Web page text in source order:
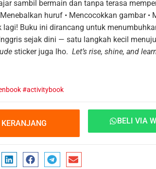
sambil bermain dan tanpa terasa
Menebalkan huruf • Mencocokkan gambar •
lagi! Buku ini dirancang untuk
sejak dini — satu langkah kecil
sticker juga lho. Let’s rise, shine, and
#activitybook
BELI VIA